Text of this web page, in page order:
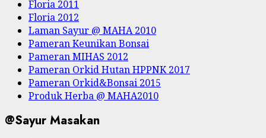
Floria 2011
Floria 2012
Laman Sayur @ MAHA 2010
Pameran Keunikan Bonsai
Pameran MIHAS 2012
Pameran Orkid Hutan HPPNK 2017
Pameran Orkid&Bonsai 2015
Produk Herba @ MAHA2010
@Sayur Masakan